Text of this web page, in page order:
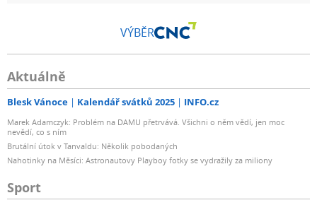
VÝBĚR
Aktuálně
Blesk Vánoce Kalendář svátků 2025 INFO.cz
Marek Adamczyk: Problém na DAMU přetrvává. Všichni o něm vědí, jen moc
nevědí, co s ním
Brutální útok v Tanvaldu: Několik pobodaných
Nahotinky na Měsíci: Astronautovy Playboy fotky se vydražily za miliony
Sport